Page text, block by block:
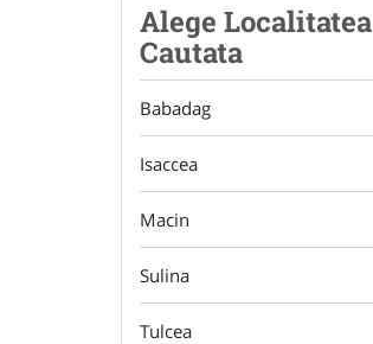
Alege Localitatea
Cautata
Babadag
Isaccea
Macin
Sulina
Tulcea